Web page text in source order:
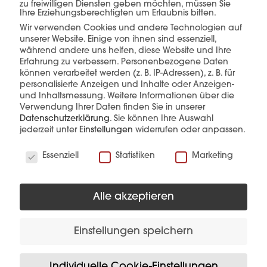
mehr erfahren
interessieren
zu freiwilligen Diensten geben möchten, müssen Sie
Ihre Erziehungsberechtigten um Erlaubnis bitten.
Wir verwenden Cookies und andere Technologien auf
unserer Website. Einige von ihnen sind essenziell,
während andere uns helfen, diese Website und Ihre
Erfahrung zu verbessern. Personenbezogene Daten
können verarbeitet werden (z. B. IP-Adressen), z. B. für
personalisierte Anzeigen und Inhalte oder Anzeigen-
und Inhaltsmessung. Weitere Informationen über die
Verwendung Ihrer Daten finden Sie in unserer
Datenschutzerklärung. Sie können Ihre Auswahl
jederzeit unter Einstellungen widerrufen oder anpassen.
Essenziell
Statistiken Marketing
Alle akzeptieren
Einstellungen speichern